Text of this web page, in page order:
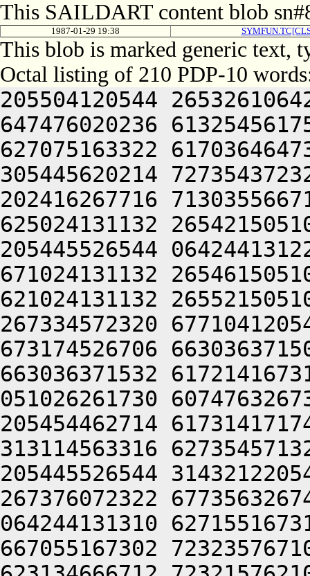
This SAILDART content blob
1987-01-29 19:38
This blob is marked generic text,
Octal listing of 210 PDP-10
205504120544
647476020236
627075163322
305445620214
202416267716
625024131132
205445526544
671024131132
621024131132
267334572320
673174526706
663036371532
051026261730
205454462714
313114563316
205445526544
267376072322
064244131310
667055167302